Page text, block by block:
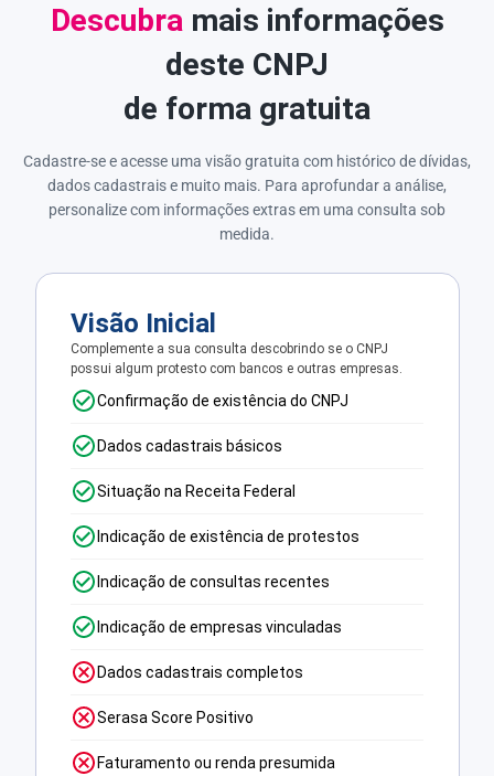
Descubra mais informações
deste CNPJ
de forma gratuita
Cadastre-se e acesse uma visão gratuita com histórico de dívidas,
dados cadastrais e muito mais. Para aprofundar a análise,
personalize com informações extras em uma consulta sob
medida.
Visão Inicial
Complemente a sua consulta descobrindo se o CNPJ
possui algum protesto com bancos e outras empresas.
Confirmação de existência do CNPJ
Dados cadastrais básicos
Situação na Receita Federal
Indicação de existência de protestos
Indicação de consultas recentes
Indicação de empresas vinculadas
Dados cadastrais completos
Serasa Score Positivo
Faturamento ou renda presumida